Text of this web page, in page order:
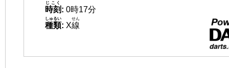
時刻
じこく
: 0時17分
種類
しゅるい
: X線
せん